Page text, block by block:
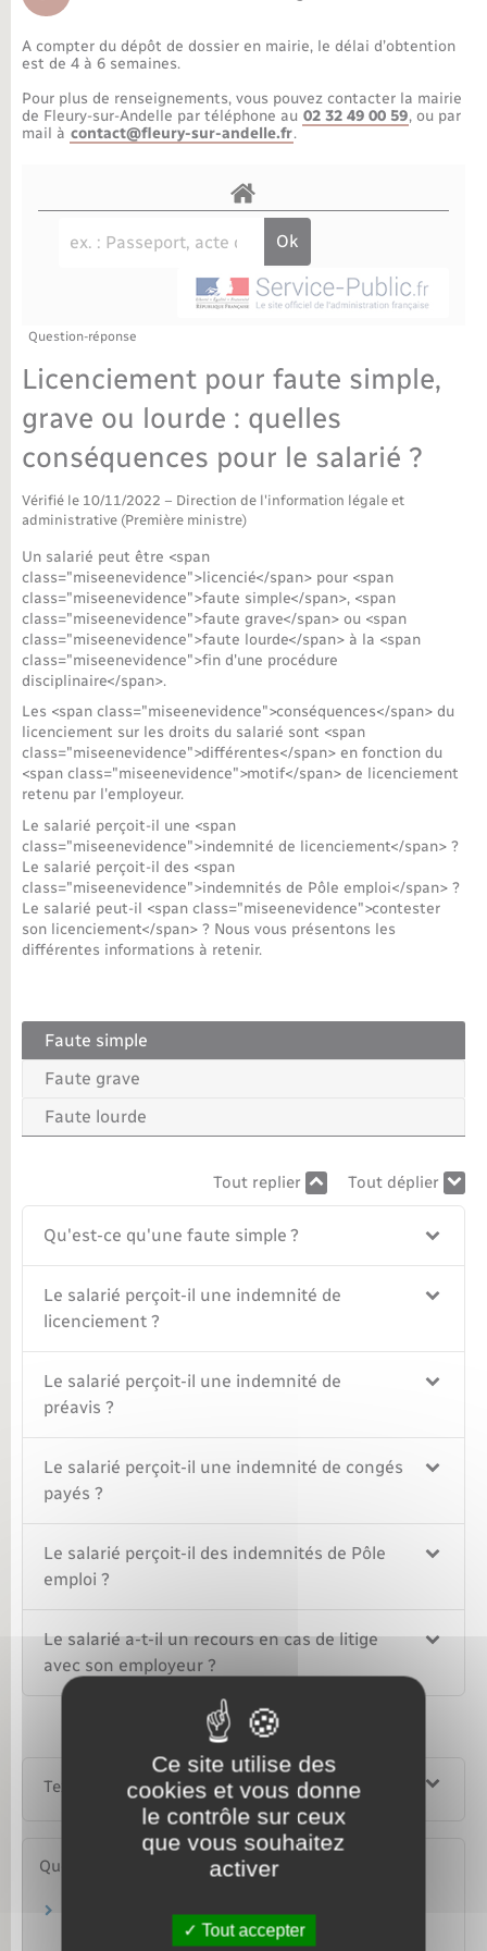
Parrainage civil
Recensement militaire
Petite enfance
Info jeunes
Associations
Bibliothèques
Tourisme
Nouvel habitant
Nouvelle activité
Numérique
Organisation d’événement
Sécurité - Prévention
Seniors
Transports
Bornes de recharge électrique
Voirie et espace public
Travaux - Autorisation d’occupation de l’espace
public
Publications
Agenda
La Communauté de communes
A compter du dépôt de dossier en mairie, le délai d’obtention
est de 4 à 6 semaines.
Pour plus de renseignements, vous pouvez contacter la mairie
de Fleury-sur-Andelle par téléphone au 02 32 49 00 59, ou par
mail à contact@fleury-sur-andelle.fr.
Question-réponse
Licenciement pour faute simple,
grave ou lourde : quelles
conséquences pour le salarié ?
Vérifié le 10/11/2022 – Direction de l'information légale et
administrative (Première ministre)
Un salarié peut être <span
class="miseenevidence">licencié</span> pour <span
class="miseenevidence">faute simple</span>, <span
class="miseenevidence">faute grave</span> ou <span
class="miseenevidence">faute lourde</span> à la <span
class="miseenevidence">fin d'une procédure
disciplinaire</span>.
Les <span class="miseenevidence">conséquences</span> du
licenciement sur les droits du salarié sont <span
class="miseenevidence">différentes</span> en fonction du
<span class="miseenevidence">motif</span> de licenciement
retenu par l'employeur.
Le salarié perçoit-il une <span
class="miseenevidence">indemnité de licenciement</span> ?
Le salarié perçoit-il des <span
class="miseenevidence">indemnités de Pôle emploi</span> ?
Le salarié peut-il <span class="miseenevidence">contester
son licenciement</span> ? Nous vous présentons les
différentes informations à retenir.
Faute simple
Faute grave
Faute lourde
Tout replier Tout déplier
Qu'est-ce qu'une faute simple ?
Le salarié perçoit-il une indemnité de
licenciement ?
Le salarié perçoit-il une indemnité de
préavis ?
Le salarié perçoit-il une indemnité de congés
payés ?
Le salarié perçoit-il des indemnités de Pôle
emploi ?
Le salarié a-t-il un recours en cas de litige
avec son employeur ?
Textes de référence
Questions ? Réponses !
Qu'est-ce qu'un abandon de poste par un
salarié dans le secteur privé ?
Ce site utilise des
cookies et vous donne
le contrôle sur ceux
que vous souhaitez
activer
Tout accepter